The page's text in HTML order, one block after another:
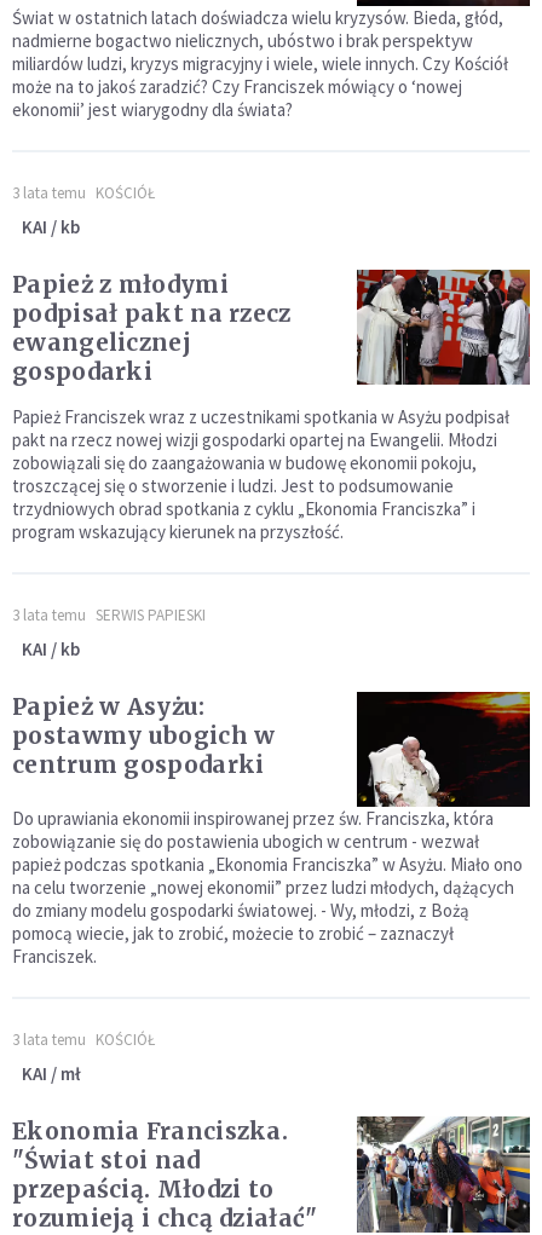
Świat w ostatnich latach doświadcza wielu kryzysów. Bieda, głód,
nadmierne bogactwo nielicznych, ubóstwo i brak perspektyw
miliardów ludzi, kryzys migracyjny i wiele, wiele innych. Czy Kościół
może na to jakoś zaradzić? Czy Franciszek mówiący o ‘nowej
ekonomii’ jest wiarygodny dla świata?
3 lata temu KOŚCIÓŁ
KAI / kb
Papież z młodymi
podpisał pakt na rzecz
ewangelicznej
gospodarki
Papież Franciszek wraz z uczestnikami spotkania w Asyżu podpisał
pakt na rzecz nowej wizji gospodarki opartej na Ewangelii. Młodzi
zobowiązali się do zaangażowania w budowę ekonomii pokoju,
troszczącej się o stworzenie i ludzi. Jest to podsumowanie
trzydniowych obrad spotkania z cyklu „Ekonomia Franciszka” i
program wskazujący kierunek na przyszłość.
3 lata temu SERWIS PAPIESKI
KAI / kb
Papież w Asyżu:
postawmy ubogich w
centrum gospodarki
Do uprawiania ekonomii inspirowanej przez św. Franciszka, która
zobowiązanie się do postawienia ubogich w centrum - wezwał
papież podczas spotkania „Ekonomia Franciszka” w Asyżu. Miało ono
na celu tworzenie „nowej ekonomii” przez ludzi młodych, dążących
do zmiany modelu gospodarki światowej. - Wy, młodzi, z Bożą
pomocą wiecie, jak to zrobić, możecie to zrobić – zaznaczył
Franciszek.
3 lata temu KOŚCIÓŁ
KAI / mł
Ekonomia Franciszka.
"Świat stoi nad
przepaścią. Młodzi to
rozumieją i chcą działać"